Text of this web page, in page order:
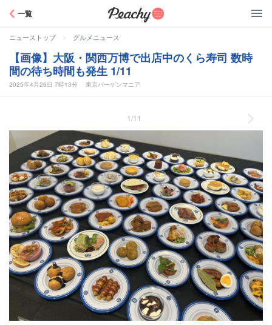
一覧
ニューストップ > グルメニュース
【画像】大阪・関西万博で出店中のくら寿司 数時
間の待ち時間も発生 1/11
2025年4月26日 7時13分 東京バーゲンマニア
1/11